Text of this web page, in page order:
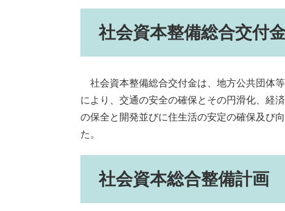
社会資本整備総合交付
社会資本整備総合交付金は、地方公共団体
により、交通の安全の確保とその円滑化、経
の保全と開発並びに住生活の安定の確保及び
た。
社会資本総合整備計画